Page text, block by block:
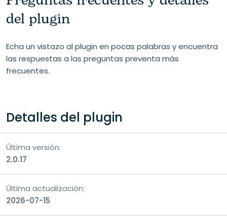
Tu correo electrónico
Tu pregunta
del plugin
Echa un vistazo al plugin en pocas palabras y encuentra
las respuestas a las preguntas preventa más
frecuentes.
Detalles del plugin
Última versión:
2.0.17
Última actualización:
2026-07-15